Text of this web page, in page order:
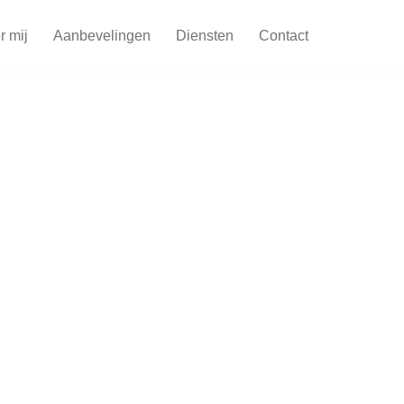
mij Aanbevelingen Diensten Contact